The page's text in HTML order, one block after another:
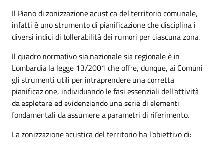
Il Piano di zonizzazione acustica del territorio comunale,
infatti è uno strumento di pianificazione che disciplina i
diversi indici di tollerabilità dei rumori per ciascuna zona.
Il quadro normativo sia nazionale sia regionale è in
Lombardia la legge 13/2001 che offre, dunque, ai Comuni
gli strumenti utili per intraprendere una corretta
pianificazione, individuando le fasi essenziali dell'attività
da espletare ed evidenziando una serie di elementi
fondamentali da assumere a parametri di riferimento.
La zonizzazione acustica del territorio ha l'obiettivo di: